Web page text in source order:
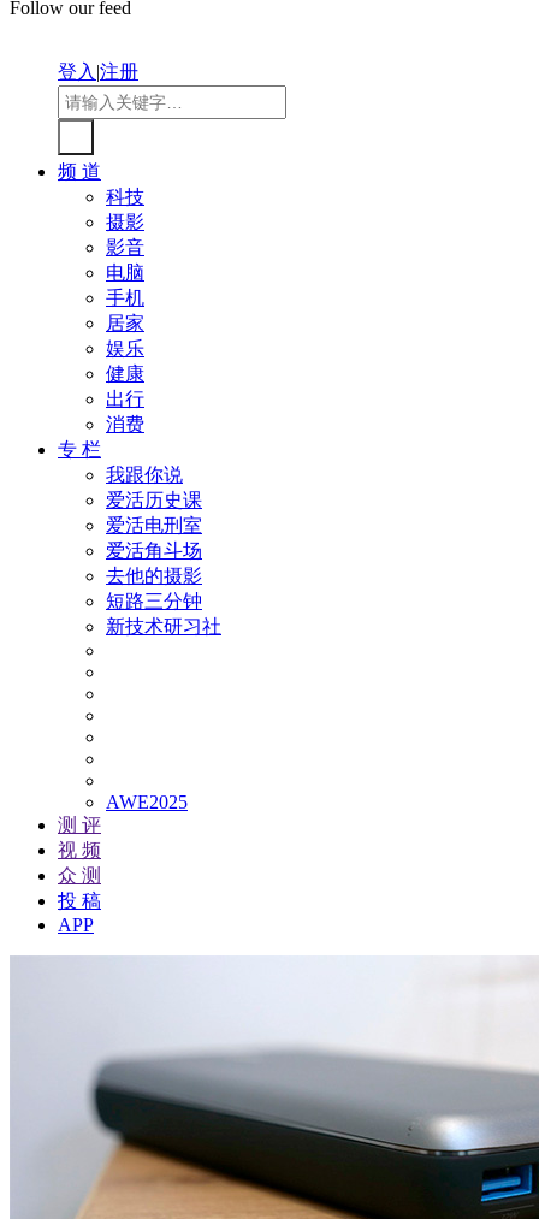
Follow our feed
登入|注册
频 道
科技
摄影
影音
电脑
手机
居家
娱乐
健康
出行
消费
专 栏
我跟你说
爱活历史课
爱活电刑室
爱活角斗场
去他的摄影
短路三分钟
新技术研习社
AWE2025
测 评
视 频
众 测
投 稿
APP